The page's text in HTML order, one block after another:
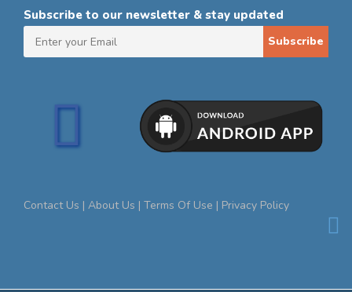
Subscribe to our newsletter & stay updated
Subscribe
Contact Us | About Us | Terms Of Use | Privacy Policy